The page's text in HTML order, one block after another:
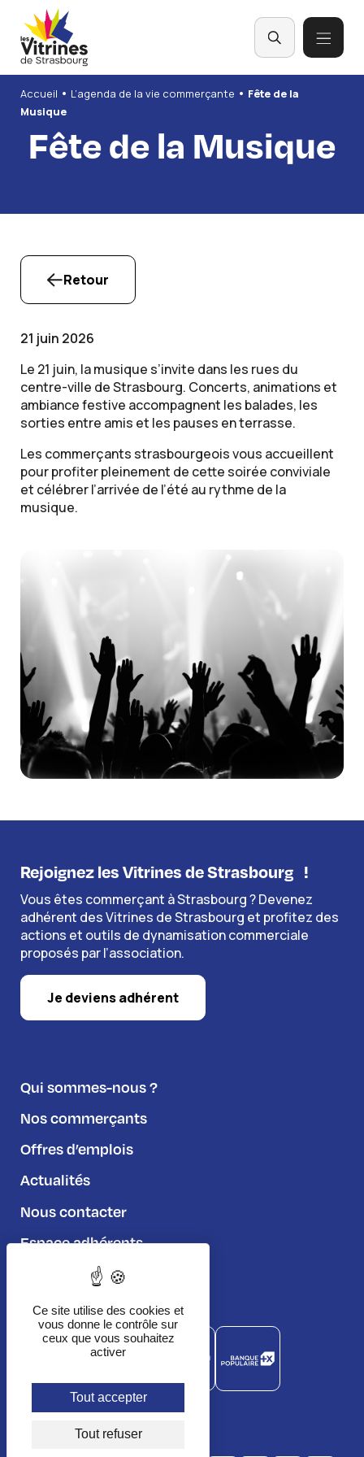
Accueil • L’agenda de la vie commerçante • Fête de la
Musique
Fête de la Musique
Retour
21 juin 2026
Le 21 juin, la musique s’invite dans les rues du
centre-ville de Strasbourg. Concerts, animations et
ambiance festive accompagnent les balades, les
sorties entre amis et les pauses en terrasse.
Les commerçants strasbourgeois vous accueillent
pour profiter pleinement de cette soirée conviviale
et célébrer l’arrivée de l’été au rythme de la
musique.
Rejoignez les Vitrines de Strasbourg !
Vous êtes commerçant à Strasbourg ? Devenez
adhérent des Vitrines de Strasbourg et profitez des
actions et outils de dynamisation commerciale
proposés par l’association.
Je deviens adhérent
Qui sommes-nous ?
Nos commerçants
Offres d’emplois
Actualités
Nous contacter
Espace adhérents
Règlement du jeu
Panneau de gestion des cookies
Ce site utilise des cookies et
vous donne le contrôle sur
ceux que vous souhaitez
activer
Tout accepter
Tout refuser